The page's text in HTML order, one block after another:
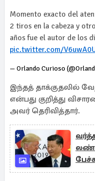
Momento exacto del
2 tiros en la cabeza y
años fue el autor de los
pic.twitter.com/
— Orlando Curioso
இந்தத் தாக்குதலில்
என்பது குறித்து
அவர் தெரிவித்தார்.